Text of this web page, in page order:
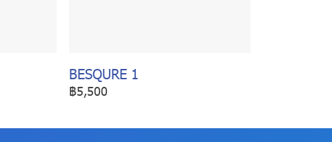
BESQURE 1
฿5,500